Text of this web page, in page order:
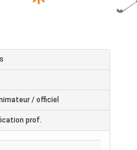
/ officiel
prof.